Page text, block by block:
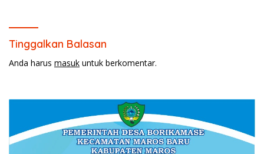
Tinggalkan Balasan
Anda harus masuk untuk berkomentar.